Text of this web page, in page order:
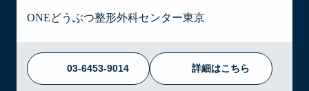
ONEどうぶつ整形外科センター東京
03-6453-9014 詳細はこちら